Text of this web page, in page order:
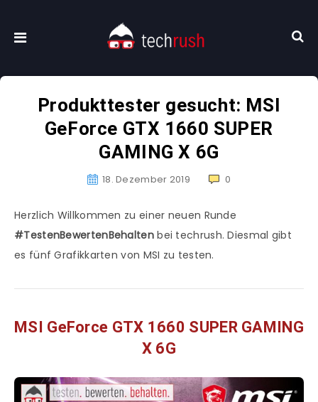
Produkttester gesucht: MSI
GeForce GTX 1660 SUPER
GAMING X 6G
18. Dezember 2019 0
Herzlich Willkommen zu einer neuen Runde
#TestenBewertenBehaltenbei techrush. Diesmal gibt
es fünf Grafikkarten von MSI zu testen.
MSI GeForce GTX 1660 SUPER GAMING
X 6G